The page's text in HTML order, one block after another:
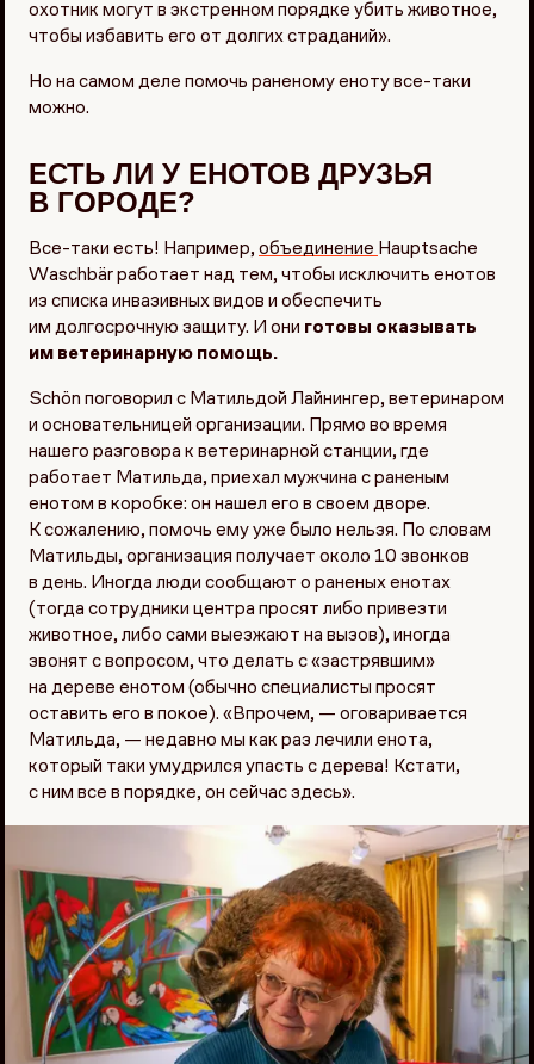
охотник могут в экстренном порядке убить животное,
чтобы избавить его от долгих страданий».
Но на самом деле помочь раненому еноту все-таки
можно.
ЕСТЬ ЛИ У ЕНОТОВ ДРУЗЬЯ
В ГОРОДЕ?
Все-таки есть! Например, объединение Hauptsache
Waschbär работает над тем, чтобы исключить енотов
из списка инвазивных видов и обеспечить
им долгосрочную защиту. И они готовы оказывать
им ветеринарную помощь.
Schön поговорил с Матильдой Лайнингер, ветеринаром
и основательницей организации. Прямо во время
нашего разговора к ветеринарной станции, где
работает Матильда, приехал мужчина с раненым
енотом в коробке: он нашел его в своем дворе.
К сожалению, помочь ему уже было нельзя. По словам
Матильды, организация получает около 10 звонков
в день. Иногда люди сообщают о раненых енотах
(тогда сотрудники центра просят либо привезти
животное, либо сами выезжают на вызов), иногда
звонят с вопросом, что делать с «застрявшим»
на дереве енотом (обычно специалисты просят
оставить его в покое). «Впрочем, — оговаривается
Матильда, — недавно мы как раз лечили енота,
который таки умудрился упасть с дерева! Кстати,
с ним все в порядке, он сейчас здесь».